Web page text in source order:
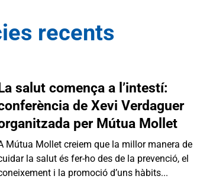
recents
salut comença a l’intestí:
de Xevi Verdaguer
per Mútua Mollet
Mútua Mollet creiem que la millor manera de
la salut és fer-ho des de la prevenció, el
i la promoció d’uns hàbits...